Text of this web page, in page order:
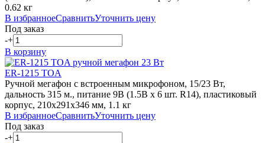
0.62 кг
В избранноеСравнитьУточнить цену
Под заказ
-+
В корзину
ER-1215 TOA
Ручной мегафон с встроенным микрофоном, 15/23 Вт,
дальность 315 м., питание 9В (1.5В х 6 шт. R14), пластиковый
корпус, 210х291х346 мм, 1.1 кг
В избранноеСравнитьУточнить цену
Под заказ
-+